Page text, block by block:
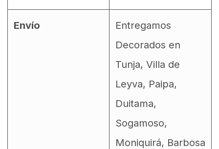
Envío
Entregamos
Decorados en
Tunja, Villa de
Leyva, Paipa,
Duitama,
Sogamoso,
Moniquirá, Barbosa